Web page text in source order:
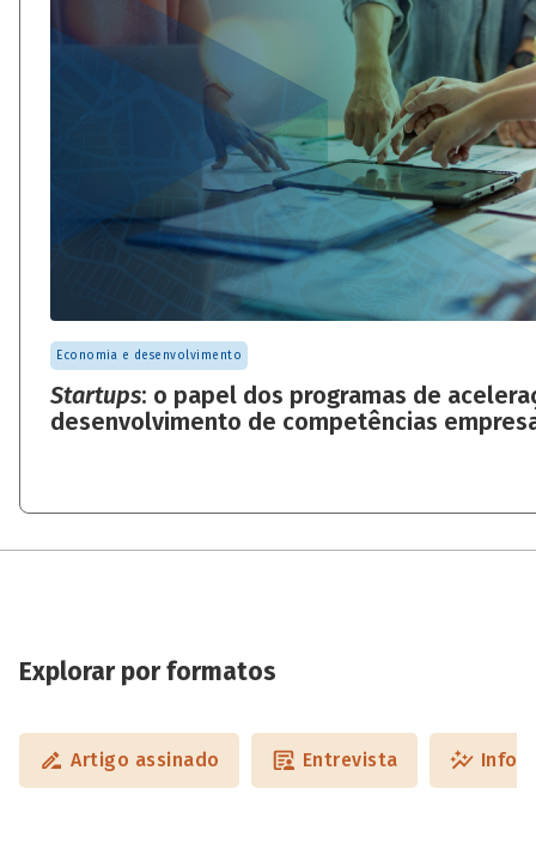
Economia e desenvolvimento
Startups: o papel dos programas de
desenvolvimento de competências
Explorar por formatos
Artigo assinado Entrevista